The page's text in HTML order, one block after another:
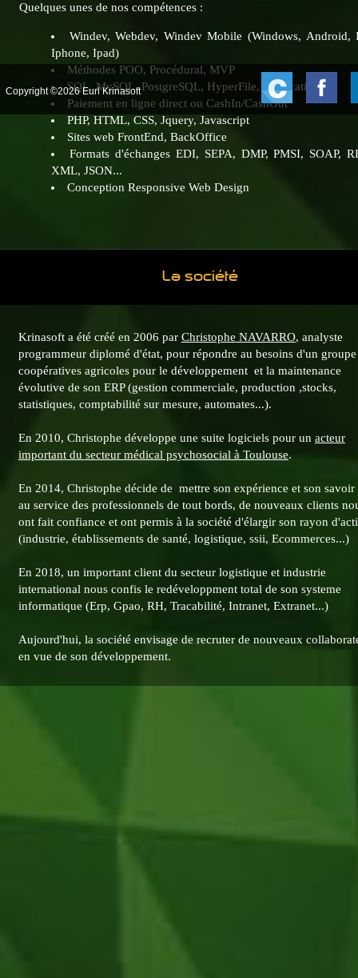
Quelques unes de nos compétences :
Windev, Webdev, Windev Mobile (Windows, Android,
Iphone, Ipad)
Méthodes POO, Procédural, MVP
SQL, MySQL, PostgreSQL, HyperFile, Replication...
Paiement en ligne direct ou CashIn/CashOut
PHP, HTML, CSS, Jquery, Javascript
Sites web FrontEnd, BackOffice
Formats d'échanges EDI, SEPA, DMP, PMSI, SOAP,
XML, JSON...
Conception Responsive Web Design
La société
Krinasoft a été créé en 2006 par Christophe NAVARRO, analyste
programmeur diplomé d'état, pour répondre au besoins d'un groupe
coopératives agricoles pour le développement et la maintenance
évolutive de son ERP (gestion commerciale, production ,stocks,
statistiques, comptabilité sur mesure, automates...).
En 2010, Christophe développe une suite logiciels pour un acteur
important du secteur médical psychosocial à Toulouse.
En 2014, Christophe décide de mettre son expérience et son savoir
au service des professionnels de tout bords, de nouveaux clients
ont fait confiance et ont permis à la société d'élargir son rayon
(industrie, établissements de santé, logistique, ssii, Ecommerces...)
En 2018, un important client du secteur logistique et industrie
international nous confis le redéveloppment total de son systeme
informatique (Erp, Gpao, RH, Tracabilité, Intranet, Extranet...)
Aujourd'hui, la société envisage de recruter de nouveaux
en vue de son développement.
Copyright ©2026 Eurl Krinasoft